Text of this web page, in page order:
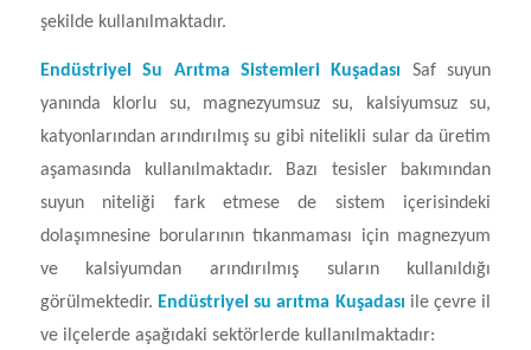
şekilde kullanılmaktadır.
Endüstriyel Su Arıtma Sistemleri Kuşadası
Saf suyun
yanında klorlu su, magnezyumsuz su, kalsiyumsuz su,
katyonlarından arındırılmış su gibi nitelikli sular da üretim
aşamasında kullanılmaktadır. Bazı tesisler bakımından
suyun niteliği fark etmese de sistem içerisindeki
dolaşımnesine borularının tıkanmaması için magnezyum
ve kalsiyumdan arındırılmış suların kullanıldığı
görülmektedir. Endüstriyel su arıtma Kuşadası ile çevre il
ve ilçelerde aşağıdaki sektörlerde kullanılmaktadır: